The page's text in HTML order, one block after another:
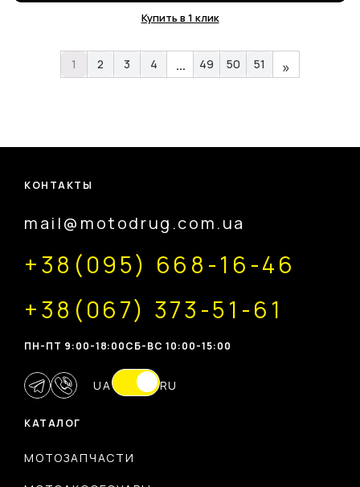
Купить в 1 клик
1 2 3 4 … 49 50 51 »
КАТАЛОГ
МОТОЗАПЧАСТИ
КОНТАКТЫ
mail@motodrug.com.ua
+38(095) 668-16-46
+38(067) 373-51-61
ПН-ПТ 9:00-18:00CБ-ВС 10:00-15:00
UA RU